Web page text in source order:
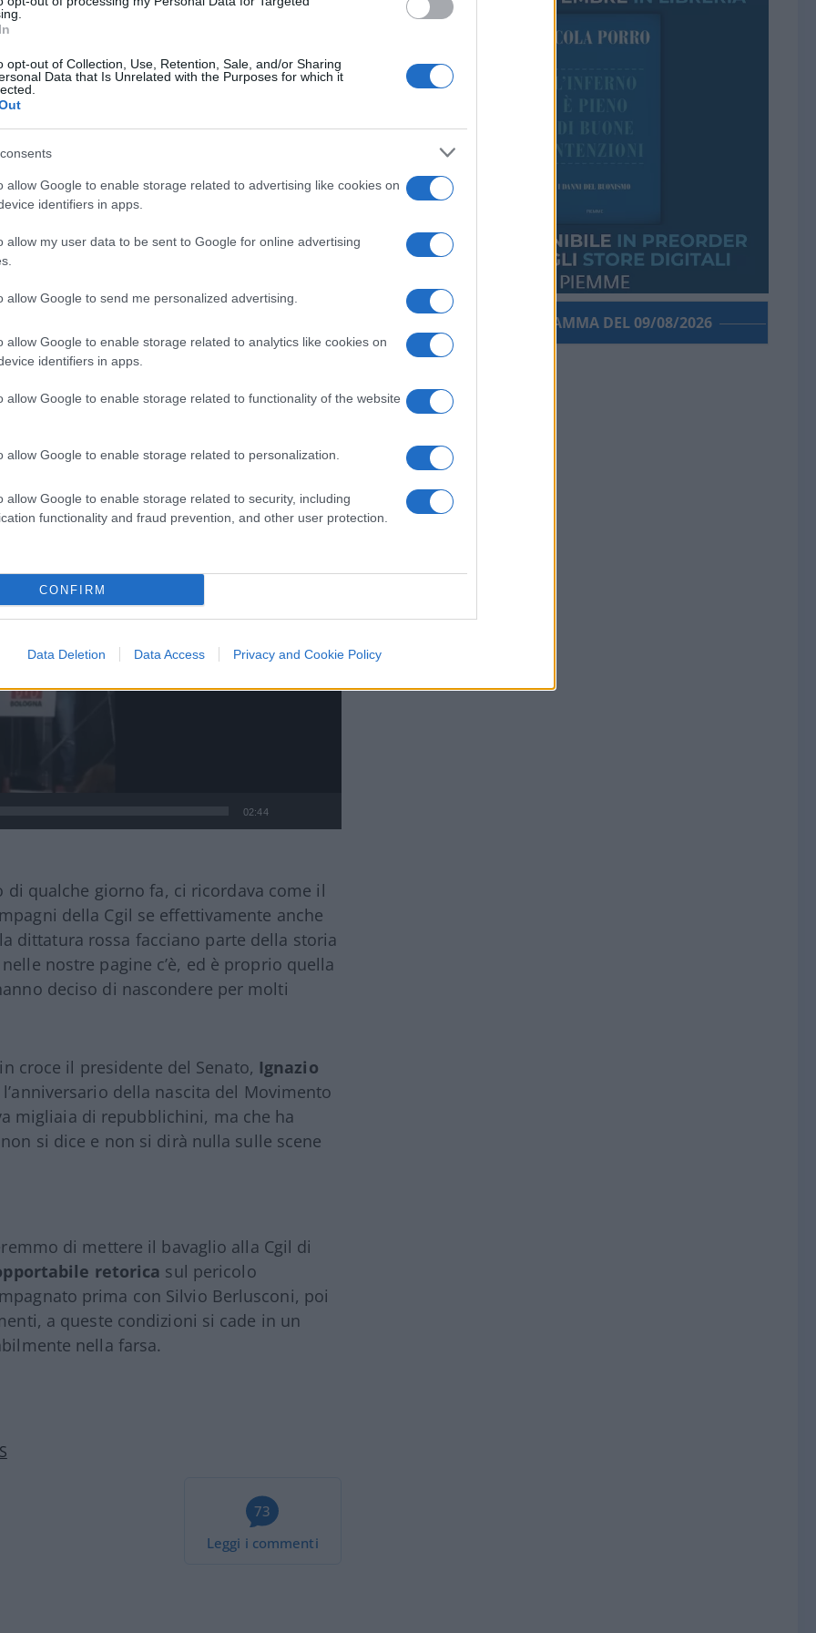
opt-out of Collection, Use, Retention, Sale, and/or Sharing
Data that Is Unrelated with the Purposes for which it
allow Google to enable storage related to advertising like cookies on
identifiers in apps.
allow my user data to be sent to Google for online advertising
allow Google to send me personalized advertising.
allow Google to enable storage related to analytics like cookies on
identifiers in apps.
allow Google to enable storage related to functionality of the website
allow Google to enable storage related to personalization.
allow Google to enable storage related to security, including
functionality and fraud prevention, and other user protection.
CONFIRM
Data Deletion Data Access Privacy and Cookie Policy
che mai. Clamoroso è stato infatti il
del sindacato, che andrà a
lettura dei risultati, che hanno visto
di Forlì, Michele Bulgarelli, si sono
si congiunge alle prime parole del neo-
di marxismo. Bulgarelli parla di indirizzo
contrattuale”, di “proselitismo e rinnovato
ad “una contrattazione con la priorità dei
della formazione e della
del sindacato e della
fraterno con Landini, rimasto
a pieno volume. “Ti pare normale –
– che il nuovo segretario di sezione della
l’inno della ex Urss? E lui zitto”.
02:44
qualche giorno fa, ci ricordava come il
della Cgil se effettivamente anche
dittatura rossa facciano parte della storia
nelle nostre pagine c’è, ed è proprio quella
deciso di nascondere per molti
croce il presidente del Senato, Ignazio
della nascita del Movimento
migliaia di repubblichini, ma che ha
si dice e non si dirà nulla sulle scene
di mettere il bavaglio alla Cgil di
retorica sul pericolo
prima con Silvio Berlusconi, poi
a queste condizioni si cade in un
nella farsa.
73
Leggi i commenti
PORROGRAMMA DEL 09/08/2026